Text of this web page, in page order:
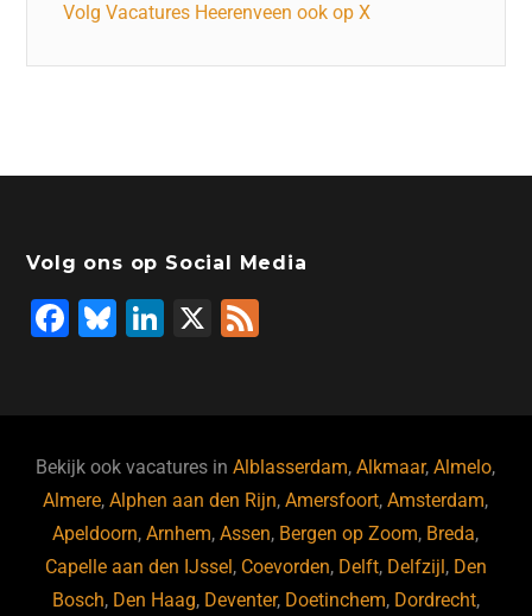
Volg Vacatures Heerenveen ook op X
Volg ons op Social Media
F
b
o
o
k
Bl
ky
Li
dI
n
X
Bekijk ook vacatures inAlblasserdam,Alkmaar,Almelo,
Almere,Alphen aan den Rijn,Amersfoort,Amsterdam,
Apeldoorn,Arnhem,Assen, Bergen op Zoom, Breda,
Capelle aan den IJssel, Coevorden, Delft, Delfzijl, Den
Bosch, Den Haag, Deventer, Doetinchem, Dordrecht,